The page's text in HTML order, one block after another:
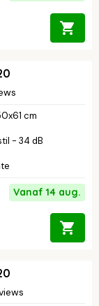
cm
- 34 dB
Vanaf 14 aug.